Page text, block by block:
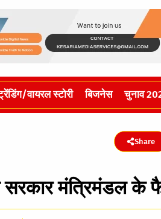
वायरल स्टोरी बिजनेस चुनाव
Share
मंत्रिमंडल के